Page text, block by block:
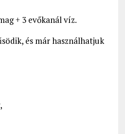
+ 3 evőkanál víz.
és már használhatjuk